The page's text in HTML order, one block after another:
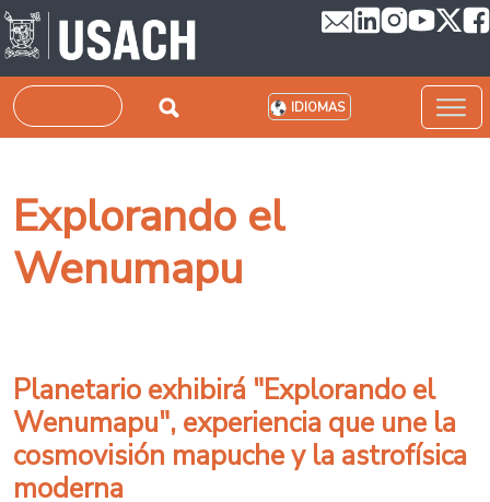
Pasar al contenido principal
Buscar IDIOMAS
Explorando el
Wenumapu
Planetario exhibirá "Explorando el
Wenumapu", experiencia que une la
cosmovisión mapuche y la astrofísica
moderna